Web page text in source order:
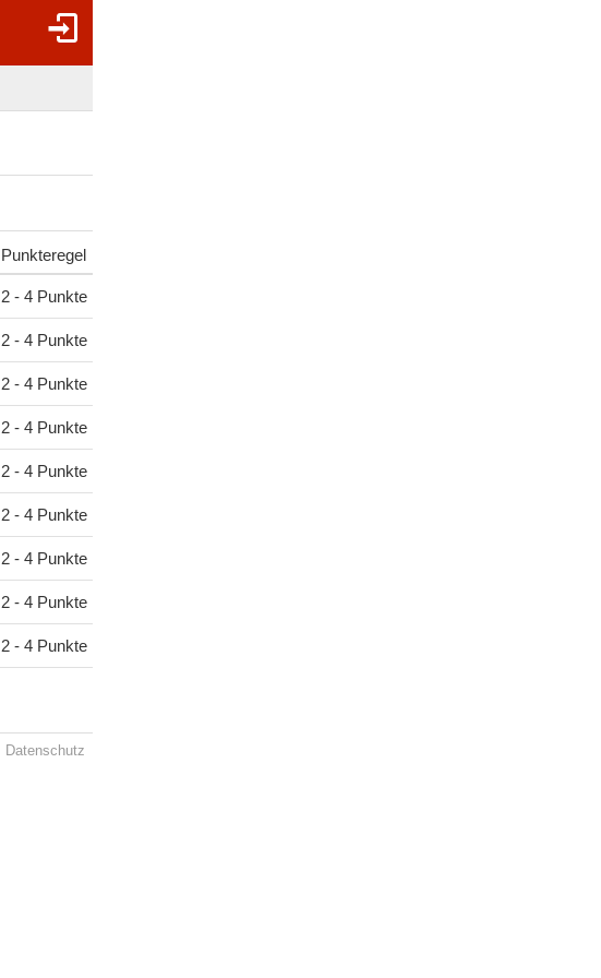
Punkteregel
2 - 4 Punkte
2 - 4 Punkte
2 - 4 Punkte
2 - 4 Punkte
2 - 4 Punkte
2 - 4 Punkte
2 - 4 Punkte
2 - 4 Punkte
2 - 4 Punkte
Datenschutz